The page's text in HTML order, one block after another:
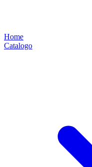
Home
Catalogo